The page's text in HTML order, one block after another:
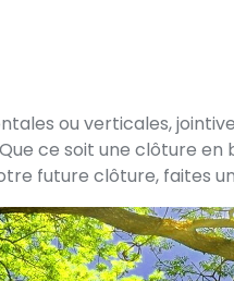
ou verticales,
ce soit une clôture en
future clôture, faites